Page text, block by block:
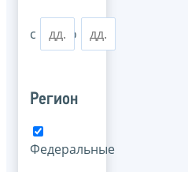
с по
Регион
Федеральные